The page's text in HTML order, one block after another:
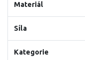
Materiál
Síla
Kategorie